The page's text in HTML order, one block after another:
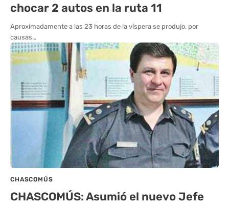
chocar 2 autos en la ruta 11
Aproximadamente a las 23 horas de la víspera se produjo, por
causas…
CHASCOMÚS
CHASCOMÚS: Asumió el nuevo Jefe